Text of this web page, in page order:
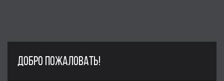
ДОБРО ПОЖАЛОВАТЬ!